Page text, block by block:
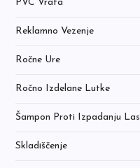
PVC Vrata
Reklamno Vezenje
Ročne Ure
Ročno Izdelane Lutke
Šampon Proti Izpadanju Las
Skladiščenje